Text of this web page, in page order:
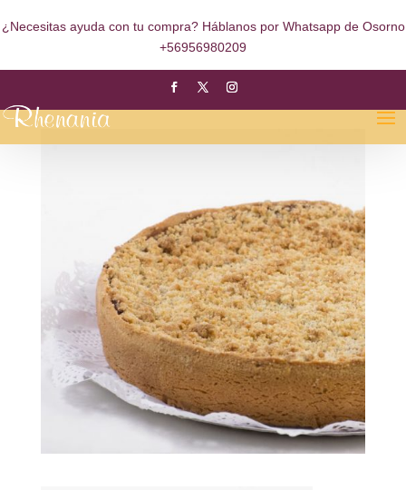
¿Necesitas ayuda con tu compra? Háblanos por Whatsapp de Osorno
+56956980209
Fruta Miga